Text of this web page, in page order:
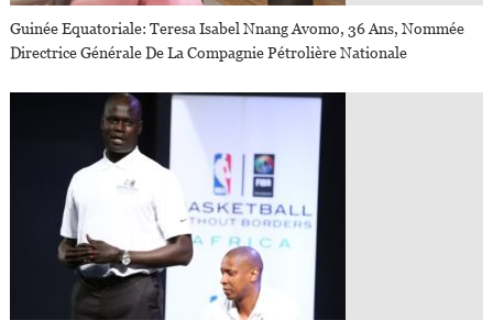
Guinée Equatoriale: Teresa Isabel Nnang Avomo, 36 Ans, Nommée
Directrice Générale De La Compagnie Pétrolière Nationale